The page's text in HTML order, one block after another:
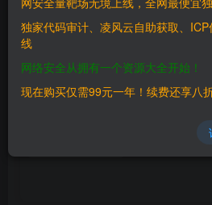
FineReport 帆软报表前台远程代码执
此内容为付费阅读，请付费后查看
独家代码审计、凌风云自助获取、
线
网络安全从拥有一个资源大全开始！
现在购买仅需99元一年！续费还享八